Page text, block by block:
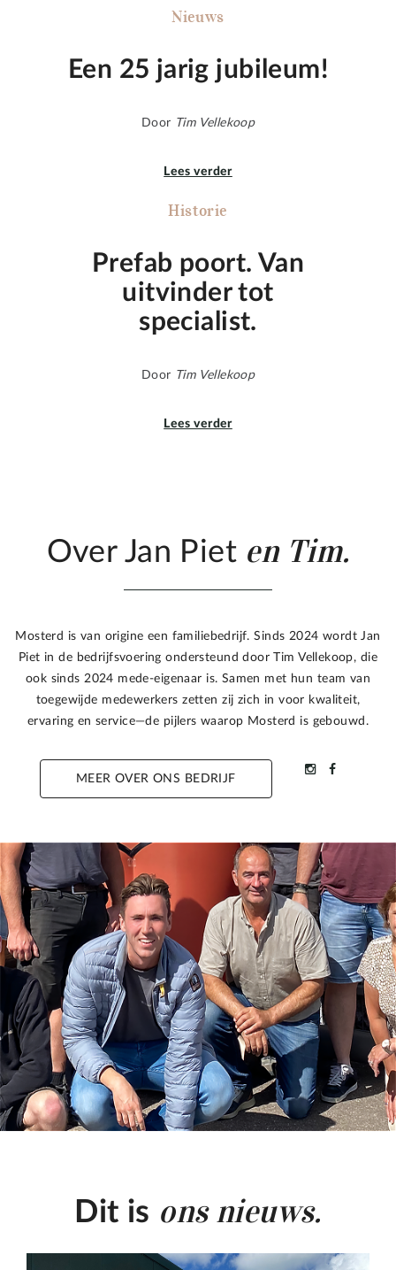
Nieuws
Een 25 jarig jubileum!
Door Tim Vellekoop
Lees verder
Historie
Prefab poort. Van
uitvinder tot
specialist.
Door Tim Vellekoop
Lees verder
Over Jan Piet en Tim.
Mosterd is van origine een familiebedrijf. Sinds 2024 wordt Jan
Piet in de bedrijfsvoering ondersteund door Tim Vellekoop, die
ook sinds 2024 mede-eigenaar is. Samen met hun team van
toegewijde medewerkers zetten zij zich in voor kwaliteit,
ervaring en service—de pijlers waarop Mosterd is gebouwd.
MEER OVER ONS BEDRIJF
Dit is ons nieuws.